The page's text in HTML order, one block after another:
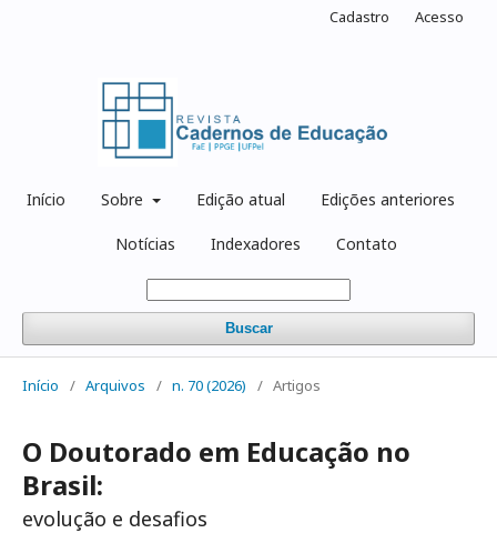
Início Sobre Edição atual Edições anteriores
Notícias Indexadores Contato
Buscar
Cadastro Acesso
Início / Arquivos / n. 70 (2026) / Artigos
O Doutorado em Educação no
Brasil:
evolução e desafios